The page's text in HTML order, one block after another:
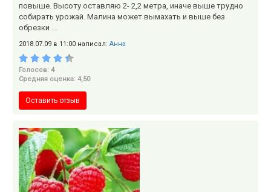
повыше. Высоту оставляю 2- 2,2 метра, иначе выше трудно
собирать урожай. Малина может вымахать и выше без
обрезки ...
2018.07.09 в 11:00 написал: Анна
Голосов: 4
Средняя оценка: 4,50
Оставить отзыв